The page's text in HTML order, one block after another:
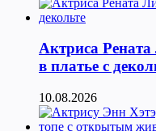
Актриса
в платье с
10.08.2026